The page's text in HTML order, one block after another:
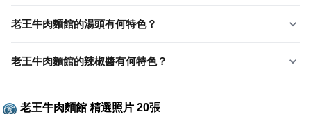
老王牛肉麵館的湯頭有何特色？
老王牛肉麵館的辣椒醬有何特色？
老王牛肉麵館 精選照片 20張